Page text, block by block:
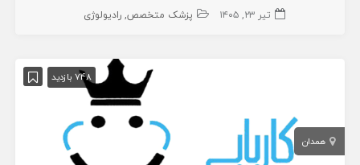
تیر ۲۳, ۱۴۰۵ پزشک متخصص رادیولوژی
748 بازدید
همدان